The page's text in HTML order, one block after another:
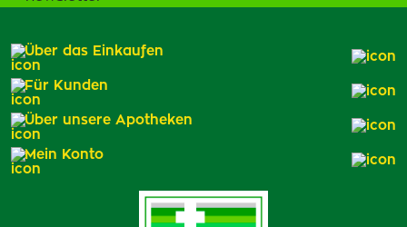
Über das Einkaufen
Für Kunden
Über unsere Apotheken
Mein Konto